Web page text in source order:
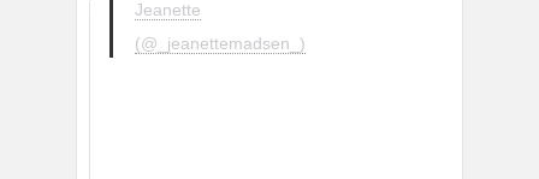
Jeanette
(@_jeanettemadsen_)